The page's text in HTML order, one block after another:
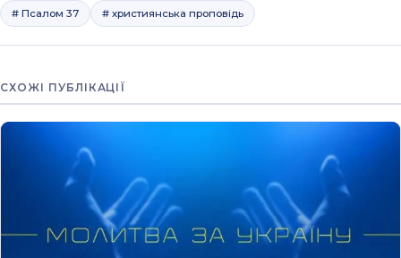
# Псалом 37 # християнська проповідь
СХОЖІ ПУБЛІКАЦІЇ